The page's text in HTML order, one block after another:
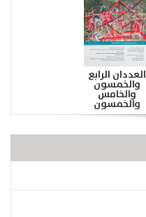
العددان الرابع
والخمسون
والخامس
والخمسون